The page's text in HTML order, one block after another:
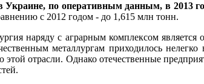
Украине, по оперативным данным, в 2013
с 2012 годом - до 1,615 млн тонн.
наряду с аграрным комплексом
металлургам приходилось
этой отрасли. Однако отечественные